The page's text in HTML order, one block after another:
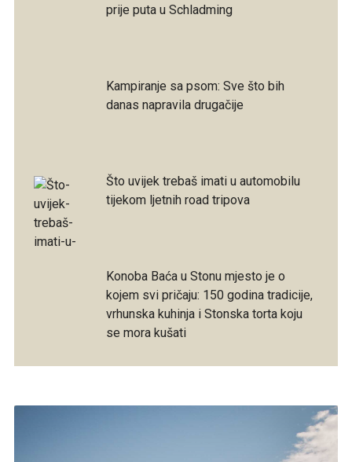
prije puta u Schladming
Kampiranje sa psom: Sve što bih
danas napravila drugačije
Što uvijek trebaš imati u automobilu
tijekom ljetnih road tripova
Konoba Baća u Stonu mjesto je o
kojem svi pričaju: 150 godina tradicije,
vrhunska kuhinja i Stonska torta koju
se mora kušati